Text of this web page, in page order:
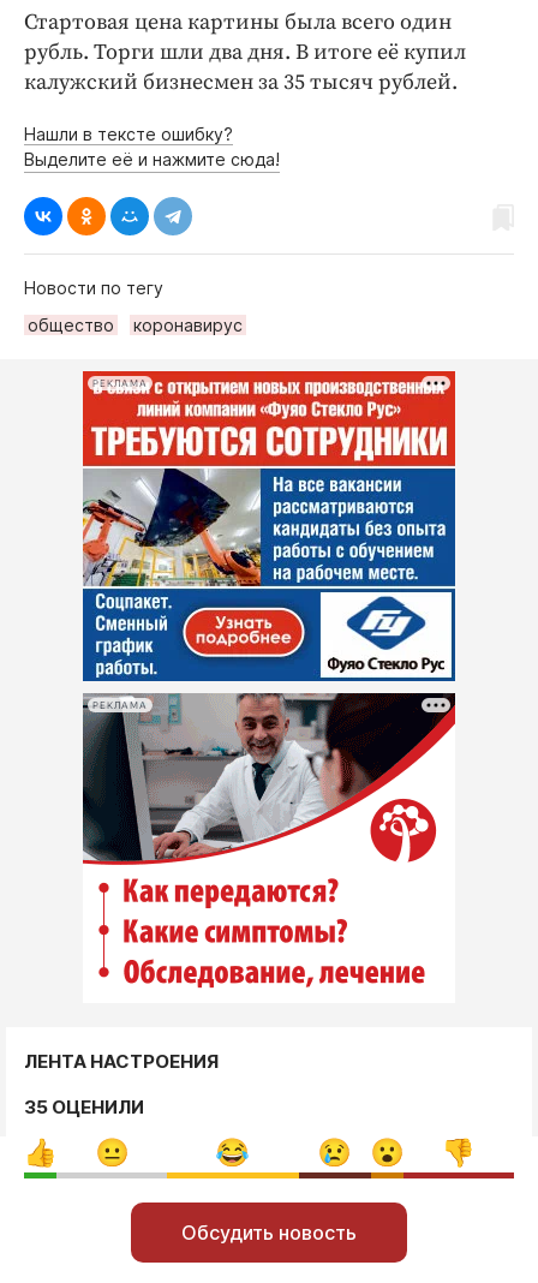
Стартовая цена картины была всего один
рубль. Торги шли два дня. В итоге её купил
калужский бизнесмен за 35 тысяч рублей.
Нашли в тексте ошибку?
Выделите её и нажмите сюда!
Новости по тегу
общество
коронавирус
РЕКЛАМА
РЕКЛАМА
ЛЕНТА НАСТРОЕНИЯ
35 ОЦЕНИЛИ
Обсудить новость